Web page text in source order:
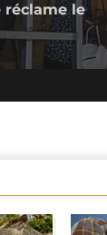
réclame le